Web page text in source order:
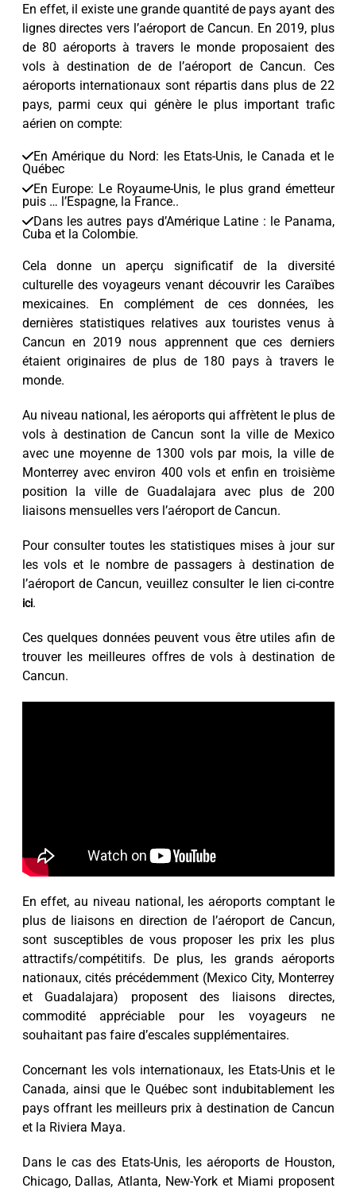
En effet, il existe une grande quantité de pays ayant des
lignes directes vers l’aéroport de Cancun. En 2019, plus
de 80 aéroports à travers le monde proposaient des
vols à destination de de l’aéroport de Cancun. Ces
aéroports internationaux sont répartis dans plus de 22
pays, parmi ceux qui génère le plus important trafic
aérien on compte:
En Amérique du Nord: les Etats-Unis, le Canada et le
Québec
En Europe: Le Royaume-Unis, le plus grand émetteur
puis … l’Espagne, la France..
Dans les autres pays d’Amérique Latine : le Panama,
Cuba et la Colombie.
Cela donne un aperçu significatif de la diversité
culturelle des voyageurs venant découvrir les Caraïbes
mexicaines. En complément de ces données, les
dernières statistiques relatives aux touristes venus à
Cancun en 2019 nous apprennent que ces derniers
étaient originaires de plus de 180 pays à travers le
monde.
Au niveau national, les aéroports qui affrètent le plus de
vols à destination de Cancun sont la ville de Mexico
avec une moyenne de 1300 vols par mois, la ville de
Monterrey avec environ 400 vols et enfin en troisième
position la ville de Guadalajara avec plus de 200
liaisons mensuelles vers l’aéroport de Cancun.
Pour consulter toutes les statistiques mises à jour sur
les vols et le nombre de passagers à destination de
l’aéroport de Cancun, veuillez consulter le lien ci-contre
ici.
Ces quelques données peuvent vous être utiles afin de
trouver les meilleures offres de vols à destination de
Cancun.
En effet, au niveau national, les aéroports comptant le
plus de liaisons en direction de l’aéroport de Cancun,
sont susceptibles de vous proposer les prix les plus
attractifs/compétitifs. De plus, les grands aéroports
nationaux, cités précédemment (Mexico City, Monterrey
et Guadalajara) proposent des liaisons directes,
commodité appréciable pour les voyageurs ne
souhaitant pas faire d’escales supplémentaires.
Concernant les vols internationaux, les Etats-Unis et le
Canada, ainsi que le Québec sont indubitablement les
pays offrant les meilleurs prix à destination de Cancun
et la Riviera Maya.
Dans le cas des Etats-Unis, les aéroports de Houston,
Chicago, Dallas, Atlanta, New-York et Miami proposent